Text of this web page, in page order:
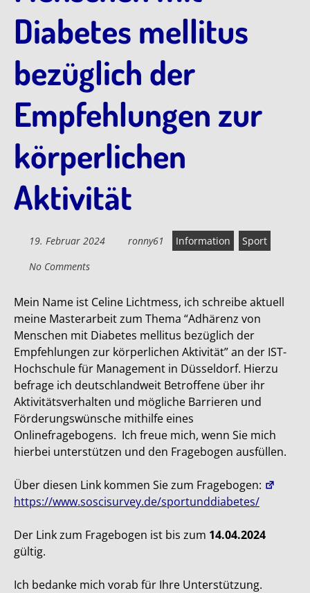
Diabetes mellitus
bezüglich der
Empfehlungen zur
körperlichen
Aktivität
19. Februar 2024 ronny61 Information
Sport
No Comments
Mein Name ist Celine Lichtmess, ich schreibe aktuell
meine Masterarbeit zum Thema “Adhärenz von
Menschen mit Diabetes mellitus bezüglich der
Empfehlungen zur körperlichen Aktivität” an der IST-
Hochschule für Management in Düsseldorf. Hierzu
befrage ich deutschlandweit Betroffene über ihr
Aktivitätsverhalten und mögliche Barrieren und
Förderungswünsche mithilfe eines
Onlinefragebogens. Ich freue mich, wenn Sie mich
hierbei unterstützen und den Fragebogen ausfüllen.
Über diesen Link kommen Sie zum Fragebogen:
https://www.soscisurvey.de/sportunddiabetes/
Der Link zum Fragebogen ist bis zum 14.04.2024
gültig.
Ich bedanke mich vorab für Ihre Unterstützung.